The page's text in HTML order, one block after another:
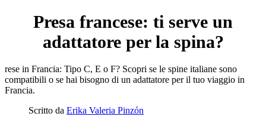
Presa francese: ti serve un
adattatore per la spina?
rese in Francia: Tipo C, E o F? Scopri se le spine italiane sono
compatibili o se hai bisogno di un adattatore per il tuo viaggio in
Francia.
Scritto da Erika Valeria Pinzón